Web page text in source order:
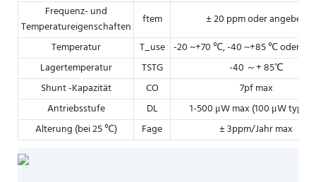
Frequenz- und
Temperatureigenschaften
ftem
± 20 ppm oder angeben
Temperatur
T_use -20 ~+70 ℃, -40 ~+85 ℃ oder
Lagertemperatur
TSTG
-40 ～+ 85℃
Shunt -Kapazität
CO
7pf max
Antriebsstufe
DL
1-500 μW max (100 μW
Alterung (bei 25 ℃)
Fage ± 3ppm/Jahr max